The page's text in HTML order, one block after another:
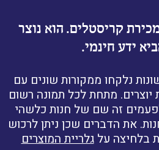
קריסטלים. הוא נוצר
ידע חינמי.
נלקחו ממקורות שונים עם
מתחת לכל תמונה רשום
זה שם של חנות כלשהי
את הדברים שכן ניתן לרכוש
בלחיצה עלגלריית המוצרים